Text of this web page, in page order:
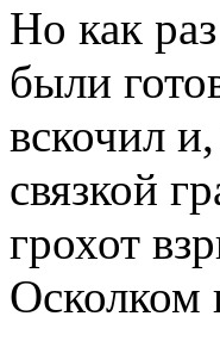
Но как
были
вскочил
связкой
грохот
Осколком